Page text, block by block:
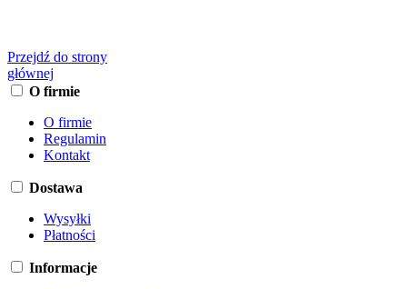
Przejdź do strony
głównej
O firmie
O firmie
Regulamin
Kontakt
Dostawa
Wysyłki
Płatności
Informacje